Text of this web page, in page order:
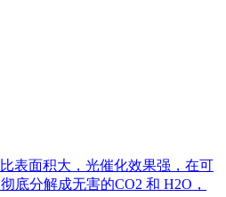
表面积大，光催化效果强，在可
底分解成无害的CO2 和 H2O，